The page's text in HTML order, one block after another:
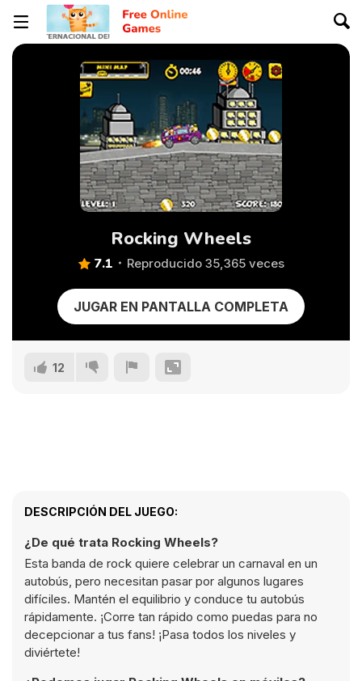
Rocking Wheels
7.1 Reproducido 35,365 veces
JUGAR EN PANTALLA COMPLETA
12
DESCRIPCIÓN DEL JUEGO:
¿De qué trata Rocking Wheels?
Esta banda de rock quiere celebrar un carnaval en un
autobús, pero necesitan pasar por algunos lugares
difíciles. Mantén el equilibrio y conduce tu autobús
rápidamente. ¡Corre tan rápido como puedas para no
decepcionar a tus fans! ¡Pasa todos los niveles y
diviértete!